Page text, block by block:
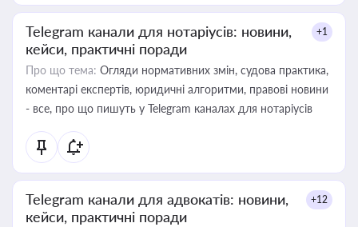
Telegram канали для нотаріусів: новини,
кейси, практичні поради
+1
Про що тема: Огляди нормативних змін, судова практика,
коментарі експертів, юридичні алгоритми, правові новини
- все, про що пишуть у Telegram каналах для нотаріусів
Telegram канали для адвокатів: новини,
кейси, практичні поради
+12